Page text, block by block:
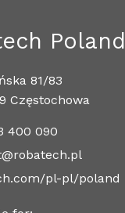
81/83
Częstochowa
400 090
pl-pl/poland